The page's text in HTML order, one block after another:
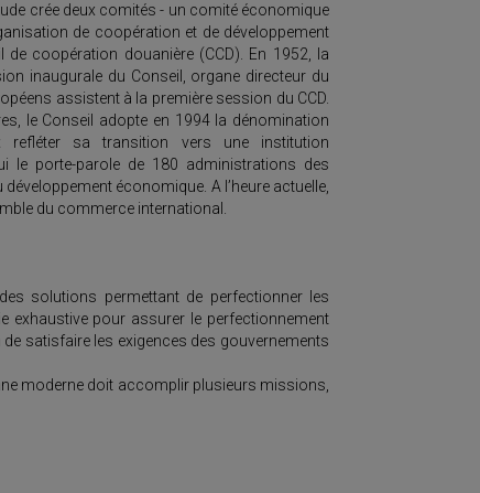
crée deux comités - un comité économique
de coopération et de développement
coopération douanière (CCD). En 1952, la
inaugurale du Conseil, organe directeur du
assistent à la première session du CCD.
le Conseil adopte en 1994 la dénomination
refléter sa transition vers une institution
le porte-parole de 180 administrations des
économique. A l’heure actuelle,
du commerce international.
solutions permettant de perfectionner les
exhaustive pour assurer le perfectionnement
satisfaire les exigences des gouvernements
moderne doit accomplir plusieurs missions,